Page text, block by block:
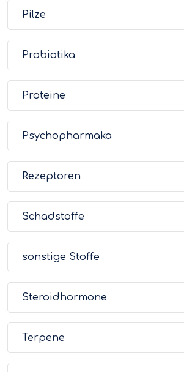
Pilze
Probiotika
Proteine
Psychopharmaka
Rezeptoren
Schadstoffe
sonstige Stoffe
Steroidhormone
Terpene